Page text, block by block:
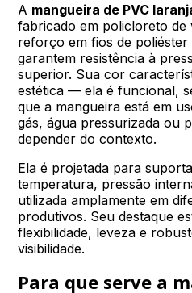
A mangueira de PVC
fabricado em policloreto de
reforço em fios de
garantem resistência à
superior. Sua cor
estética — ela é funcional,
que a mangueira está em
gás, água pressurizada ou
depender do contexto.
Ela é projetada para
temperatura, pressão
utilizada amplamente em
produtivos. Seu destaque
flexibilidade, leveza e
visibilidade.
Para que serve a